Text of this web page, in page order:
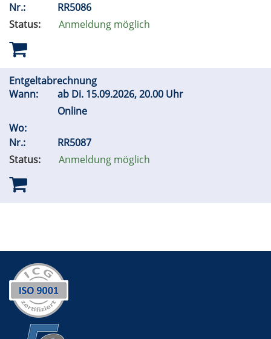
Nr.:
RR5086
Status:
Anmeldung möglich
Entgeltabrechnung
Wann:
ab Di. 15.09.2026, 20.00 Uhr
Online
Wo:
Nr.:
RR5087
Status:
Anmeldung möglich